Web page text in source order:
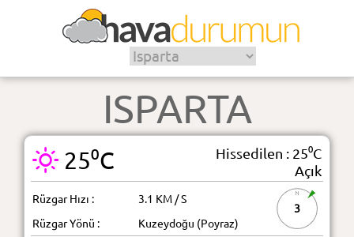
ISPARTA
25⁰C
Hissedilen : 25⁰C
Açık
Rüzgar Hızı : 3.1 KM / S
3
Rüzgar Yönü :
Kuzeydoğu (Poyraz)